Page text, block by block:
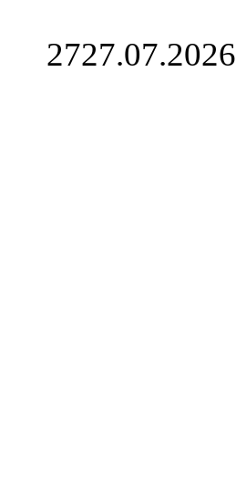
2727.07.2026